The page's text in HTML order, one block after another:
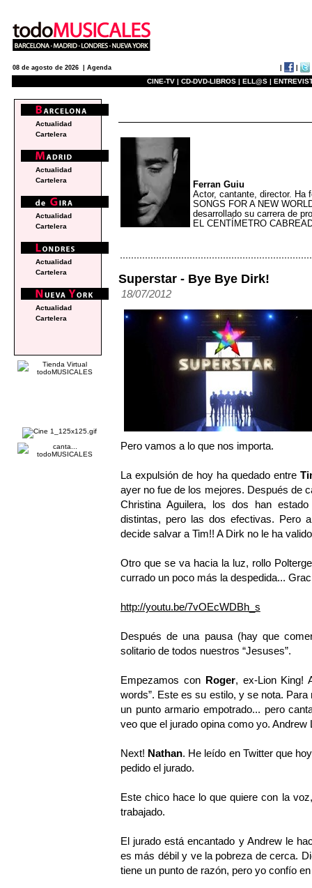
08 de agosto de 2026 | Agenda
CINE-TV | CD-DVD-LIBROS | ELL@S |
Ferran Guiu
Actor, cantante, director. Ha
SONGS FOR A NEW
desarrollado su carrera de
EL CENTÍMETRO
Superstar - Bye Bye Dirk!
18/07/2012
Pero vamos a lo que nos importa.
La expulsión de hoy ha quedado entre
ayer no fue de los mejores. Después de
Christina Aguilera, los dos han
distintas, pero las dos efectivas. Pero
decide salvar a Tim!! A Dirk no le ha
Otro que se va hacia la luz, rollo
currado un poco más la despedida...
http://youtu.be/7vOEcWDBh_s
Después de una pausa (hay que
solitario de todos nuestros “Jesuses”.
Empezamos con Roger, ex-Lion King!
words”. Este es su estilo, y se nota.
un punto armario empotrado... pero
veo que el jurado opina como yo. Andrew
Next! Nathan. He leído en Twitter que
pedido el jurado.
Este chico hace lo que quiere con la
trabajado.
El jurado está encantado y Andrew le
es más débil y ve la pobreza de cerca.
tiene un punto de razón, pero yo confío
Actualidad
Cartelera
Actualidad
Cartelera
Actualidad
Cartelera
Actualidad
Cartelera
Actualidad
Cartelera